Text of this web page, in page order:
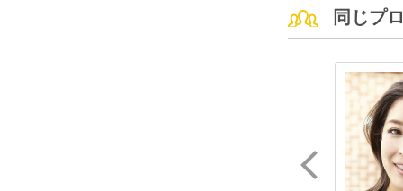
同じプ